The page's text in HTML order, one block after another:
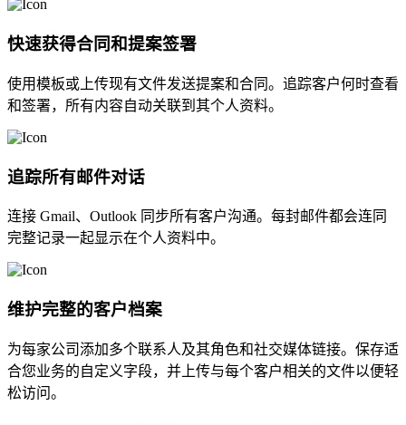
快速获得合同和提案签署
使用模板或上传现有文件发送提案和合同。追踪客户何时查看
和签署，所有内容自动关联到其个人资料。
追踪所有邮件对话
连接 Gmail、Outlook 同步所有客户沟通。每封邮件都会连同
完整记录一起显示在个人资料中。
维护完整的客户档案
为每家公司添加多个联系人及其角色和社交媒体链接。保存适
合您业务的自定义字段，并上传与每个客户相关的文件以便轻
松访问。